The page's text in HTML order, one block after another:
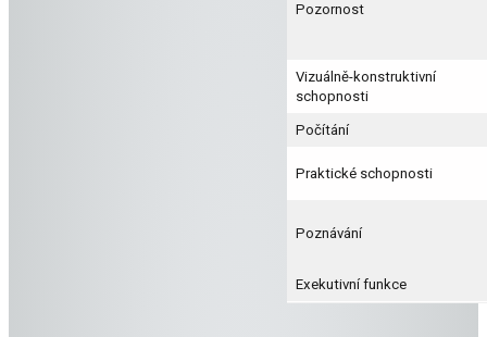
Pozornost
Vizuálně-konstruktivní
schopnosti
Počítání
Praktické schopnosti
Poznávání
Exekutivní funkce